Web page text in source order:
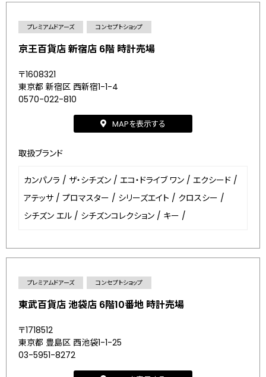
プレミアムドアーズ コンセプトショップ
京王百貨店 新宿店 6階 時計売場
〒1608321
東京都 新宿区 西新宿1-1-4
0570-022-810
MAPを表示する
取扱ブランド
カンパノラ / ザ・シチズン / エコ・ドライブ ワン / エクシード /
アテッサ / プロマスター / シリーズエイト / クロスシー /
シチズン エル / シチズンコレクション / キー /
プレミアムドアーズ コンセプトショップ
東武百貨店 池袋店 6階10番地 時計売場
〒1718512
東京都 豊島区 西池袋1-1-25
03-5951-8272